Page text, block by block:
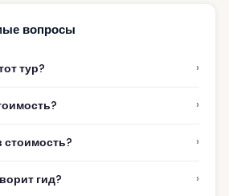
вопросы
тур? ›
›
стоимость? ›
гид? ›